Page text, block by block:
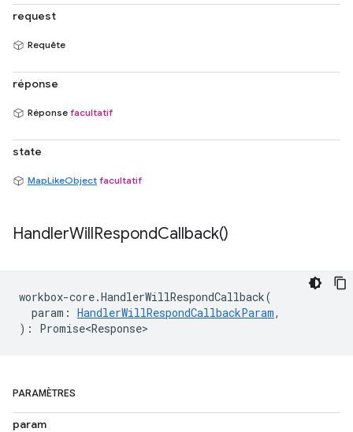
request
Requête
réponse
Réponse facultatif
state
MapLikeObject facultatif
HandlerWillRespondCallback()
workbox-core.HandlerWillRespondCallback(
param : HandlerWillRespondCallbackParam,
) : Promise<Response>
PARAMÈTRES
param